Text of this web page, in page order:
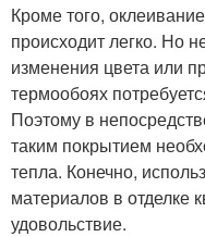
Кроме того,
происходит легко. Но
изменения цвета или
термообоях
Поэтому в
таким покрытием
тепла. Конечно,
материалов в
удовольствие.